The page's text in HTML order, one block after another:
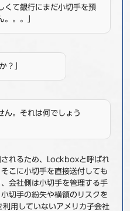
くて銀行にまだ小切手を預
。。。」
？」
ん。それは何でしょう
れるため、Lockboxと呼ばれ
こに小切手を直接送付しても
会社側は小切手を管理する手
切手の紛失や横領のリスクを
用していないアメリカ子会社